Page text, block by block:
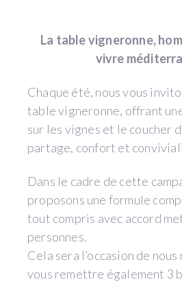
La table vigneronne,
vivre
Chaque été, nous vous
table vigneronne, offrant
sur les vignes et le coucher
partage, confort et
Dans le cadre de cette
proposons une formule
tout compris avec accord
personnes.
Cela sera l’occasion de
vous remettre également 3